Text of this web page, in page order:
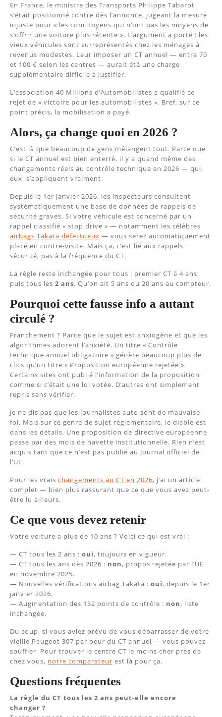
En France, le ministre des Transports Philippe Tabarot
s’était positionné contre dès l’annonce, jugeant la mesure
injuste pour « les concitoyens qui n’ont pas les moyens de
s’offrir une voiture plus récente ». L’argument a porté : les
vieux véhicules sont surreprésentés chez les ménages à
revenus modestes. Leur imposer un CT annuel — entre 70
et 100 € selon les centres — aurait été une charge
supplémentaire difficile à justifier.
L’association 40 Millions d’Automobilistes a qualifié ce
rejet de « victoire pour les automobilistes ». Bref, sur ce
point précis, la mobilisation a payé.
Alors, ça change quoi en 2026 ?
C’est là que beaucoup de gens mélangent tout. Parce que
si le CT annuel est bien enterré, il y a quand même des
changements réels au contrôle technique en 2026 — qui,
eux, s’appliquent vraiment.
Depuis le 1er janvier 2026, les inspecteurs consultent
systématiquement une base de données de rappels de
sécurité graves. Si votre véhicule est concerné par un
rappel classifié « stop drive » — notamment les célèbres
airbags Takata défectueux — vous serez automatiquement
placé en contre-visite. Mais ça, c’est lié aux rappels
sécurité, pas à la fréquence du CT.
La règle reste inchangée pour tous : premier CT à 4 ans,
puis tous les 2 ans. Qu’on ait 5 ans ou 20 ans au compteur.
Pourquoi cette fausse info a autant
circulé ?
Franchement ? Parce que le sujet est anxiogène et que les
algorithmes adorent l’anxiété. Un titre « Contrôle
technique annuel obligatoire » génère beaucoup plus de
clics qu’un titre « Proposition européenne rejetée ».
Certains sites ont publié l’information de la proposition
comme si c’était une loi votée. D’autres ont simplement
repris sans vérifier.
Je ne dis pas que les journalistes auto sont de mauvaise
foi. Mais sur ce genre de sujet réglementaire, le diable est
dans les détails. Une proposition de directive européenne
passe par des mois de navette institutionnelle. Rien n’est
acquis tant que ce n’est pas publié au Journal officiel de
l’UE.
Pour les vrais changements au CT en 2026, j’ai un article
complet — bien plus rassurant que ce que vous avez peut-
être lu ailleurs.
Ce que vous devez retenir
Votre voiture a plus de 10 ans ? Voici ce qui est vrai :
— CT tous les 2 ans : oui, toujours en vigueur.
— CT tous les ans dès 2026 : non, propos rejetée par l’UE
en novembre 2025.
— Nouvelles vérifications airbag Takata : oui, depuis le 1er
janvier 2026.
— Augmentation des 132 points de contrôle : non, liste
inchangée.
Du coup, si vous aviez prévu de vous débarrasser de votre
vieille Peugeot 307 par peur du CT annuel — vous pouvez
souffler. Pour trouver le centre CT le moins cher près de
chez vous, notre comparateur est là pour ça.
Questions fréquentes
La règle du CT tous les 2 ans peut-elle encore
changer ?